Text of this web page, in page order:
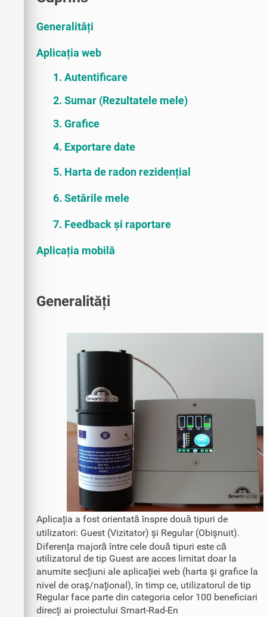
Generalități
Aplicația web
1. Autentificare
2. Sumar (Rezultatele mele)
3. Grafice
4. Exportare date
5. Harta de radon rezidențial
6. Setările mele
7. Feedback și raportare
Aplicația mobilă
Generalități
Aplicaţia a fost orientată înspre două tipuri de
utilizatori: Guest (Vizitator) şi Regular (Obişnuit).
Diferenţa majoră între cele două tipuri este că
utilizatorul de tip Guest are acces limitat doar la
anumite secţiuni ale aplicaţiei web (harta şi grafice la
nivel de oraş/naţional), în timp ce, utilizatorul de tip
Regular face parte din categoria celor 100 beneficiari
direcţi ai proiectului Smart-Rad-En